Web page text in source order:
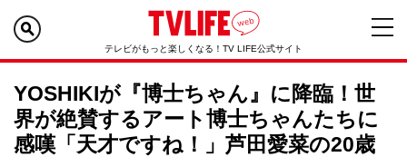
テレビがもっと楽しくなる！TV LIFE公式サイト
YOSHIKIが『博士ちゃん』に降臨！世
界が絶賛するアート博士ちゃんたちに
感嘆「天才ですね！」芦田愛菜の20歳